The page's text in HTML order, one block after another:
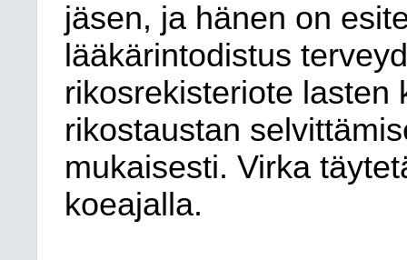
jäsen, ja hänen on
lääkärintodistus
rikosrekisteriote lasten
rikostaustan
mukaisesti. Virka
koeajalla.